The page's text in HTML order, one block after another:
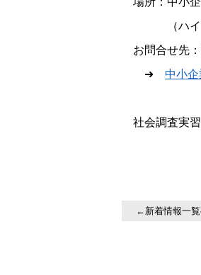
（ハイブリ
お問合せ先：
➜ 中小
社会調査実習
←新着情報一